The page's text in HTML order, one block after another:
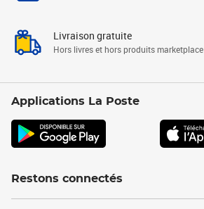
Livraison gratuite
Hors livres et hors produits marketplace
Applications La Poste
Restons connectés